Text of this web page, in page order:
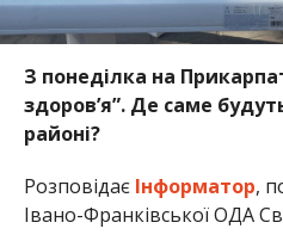
З понеділка на
здоров’я”. Де саме
районі?
Розповідає Інформатор,
Івано-Франківської ОДА